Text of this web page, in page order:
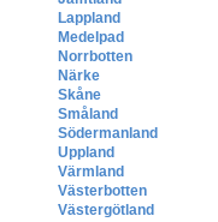
Lappland
Medelpad
Norrbotten
Närke
Skåne
Småland
Södermanland
Uppland
Värmland
Västerbotten
Västergötland